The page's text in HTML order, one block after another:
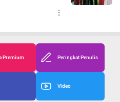
Premium Peringkat Penulis
Video